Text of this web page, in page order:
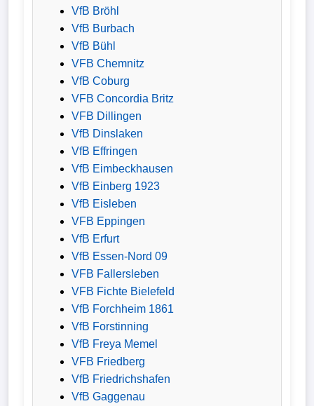
Flutlichtbarde
VfB Bröhl
VfB Burbach
VfB Bühl
VFB Chemnitz
VfB Coburg
VFB Concordia Britz
VFB Dillingen
VfB Dinslaken
VfB Effringen
VfB Eimbeckhausen
VfB Einberg 1923
VfB Eisleben
VFB Eppingen
VfB Erfurt
VfB Essen-Nord 09
VFB Fallersleben
VFB Fichte Bielefeld
VfB Forchheim 1861
VfB Forstinning
VfB Freya Memel
VFB Friedberg
VfB Friedrichshafen
VfB Gaggenau